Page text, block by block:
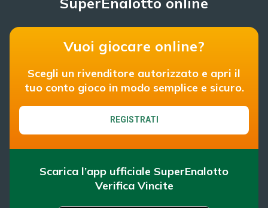
Vuoi giocare online?
Scegli un rivenditore autorizzato e apri il
tuo conto gioco in modo semplice e sicuro.
REGISTRATI
Scarica l’app ufficiale SuperEnalotto
Verifica Vincite